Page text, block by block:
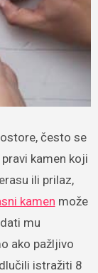
kamen koji
ili prilaz,
kamen može
mu
ako pažljivo
istražiti 8